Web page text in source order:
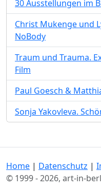
30 Ausstellungen im
Christ Mukenge und
NoBody
Traum und Trauma.
Film
Paul Goesch &
Sonja Yakovleva.
Home | Datenschutz |
© 1999 - 2026, art-in-